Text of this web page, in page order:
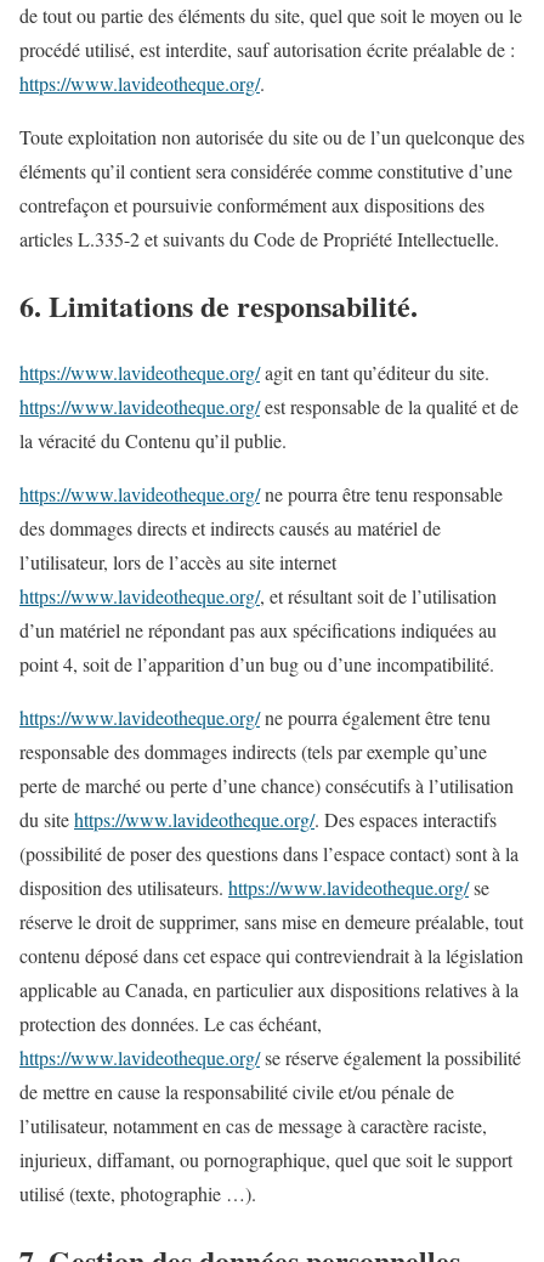
de tout ou partie des éléments du site, quel que soit le moyen ou le
procédé utilisé, est interdite, sauf autorisation écrite préalable de :
https://www.lavideotheque.org/.
Toute exploitation non autorisée du site ou de l’un quelconque des
éléments qu’il contient sera considérée comme constitutive d’une
contrefaçon et poursuivie conformément aux dispositions des
articles L.335-2 et suivants du Code de Propriété Intellectuelle.
6. Limitations de responsabilité.
https://www.lavideotheque.org/agit en tant qu’éditeur du site.
https://www.lavideotheque.org/est responsable de la qualité et de
la véracité du Contenu qu’il publie.
https://www.lavideotheque.org/ne pourra être tenu responsable
des dommages directs et indirects causés au matériel de
l’utilisateur, lors de l’accès au site internet
https://www.lavideotheque.org/, et résultant soit de l’utilisation
d’un matériel ne répondant pas aux spécifications indiquées au
point 4, soit de l’apparition d’un bug ou d’une incompatibilité.
https://www.lavideotheque.org/ne pourra également être tenu
responsable des dommages indirects (tels par exemple qu’une
perte de marché ou perte d’une chance) consécutifs à l’utilisation
du sitehttps://www.lavideotheque.org/. Des espaces interactifs
(possibilité de poser des questions dans l’espace contact) sont à la
disposition des utilisateurs. https://www.lavideotheque.org/se
réserve le droit de supprimer, sans mise en demeure préalable, tout
contenu déposé dans cet espace qui contreviendrait à la législation
applicable au Canada, en particulier aux dispositions relatives à la
protection des données. Le cas échéant,
https://www.lavideotheque.org/se réserve également la possibilité
de mettre en cause la responsabilité civile et/ou pénale de
l’utilisateur, notamment en cas de message à caractère raciste,
injurieux, diffamant, ou pornographique, quel que soit le support
utilisé (texte, photographie …).